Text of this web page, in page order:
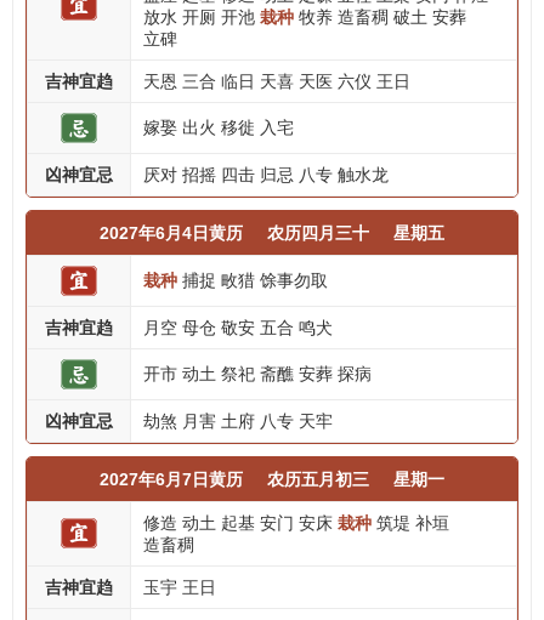
放水 开厕 开池 栽种 牧养 造畜稠 破土 安葬
立碑
吉神宜趋 天恩 三合 临日 天喜 天医 六仪 王日
嫁娶 出火 移徙 入宅
凶神宜忌 厌对 招摇 四击 归忌 八专 触水龙
2027年6月4日黄历 农历四月三十 星期五
栽种 捕捉 畋猎 馀事勿取
吉神宜趋 月空 母仓 敬安 五合 鸣犬
开市 动土 祭祀 斋醮 安葬 探病
凶神宜忌 劫煞 月害 土府 八专 天牢
2027年6月7日黄历 农历五月初三 星期一
修造 动土 起基 安门 安床 栽种 筑堤 补垣
造畜稠
吉神宜趋 玉宇 王日